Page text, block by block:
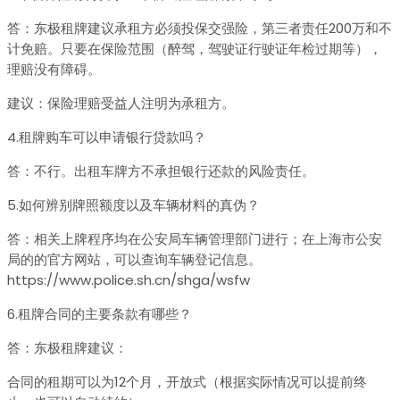
答：东极租牌建议承租方必须投保交强险，第三者责任200万和不
计免赔。只要在保险范围（醉驾，驾驶证行驶证年检过期等），
理赔没有障碍。
建议：保险理赔受益人注明为承租方。
4.租牌购车可以申请银行贷款吗？
答：不行。出租车牌方不承担银行还款的风险责任。
5.如何辨别牌照额度以及车辆材料的真伪？
答：相关上牌程序均在公安局车辆管理部门进行；在上海市公安
局的的官方网站，可以查询车辆登记信息。
https://www.police.sh.cn/shga/wsfw
6.租牌合同的主要条款有哪些？
答：东极租牌建议：
合同的租期可以为12个月，开放式（根据实际情况可以提前终